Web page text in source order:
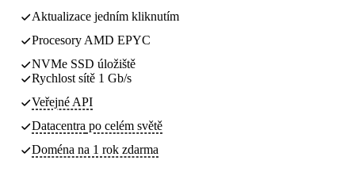
Aktualizace jedním kliknutím
Procesory AMD EPYC
NVMe SSD úložiště
Rychlost sítě 1 Gb/s
Veřejné API
Datacentra po celém světě
Doména na 1 rok zdarma